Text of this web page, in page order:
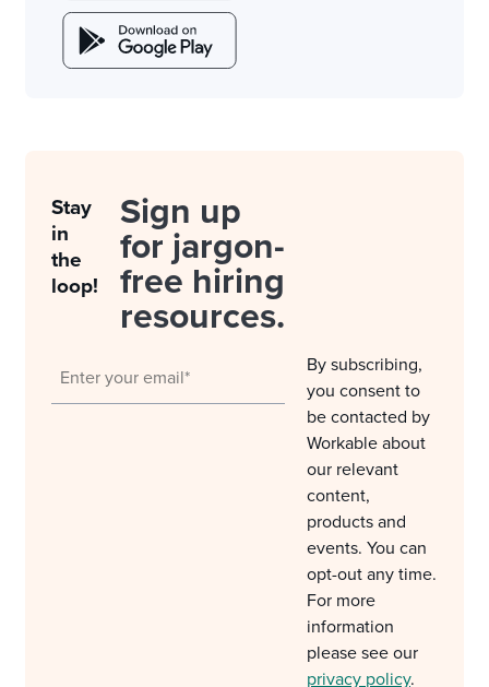
Stay
in
the
loop!
Sign up
for jargon-
free hiring
resources.
By subscribing,
you consent to
be contacted by
Workable about
our relevant
content,
products and
events. You can
opt-out any time.
For more
information
please see our
privacy policy.